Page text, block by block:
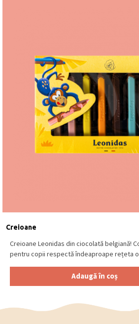
Creioane
Creioane Leonidas din ciocolată belgiană!
pentru copii respectă îndeaproape rețeta
Adaugă în coș